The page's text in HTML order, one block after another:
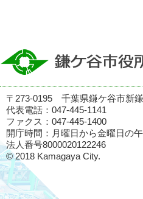
〒273-0195 千葉県鎌ケ谷市新
代表電話：047-445-1141
ファクス：047-445-1400
開庁時間：月曜日から金曜日の
法人番号8000020122246
© 2018 Kamagaya City.